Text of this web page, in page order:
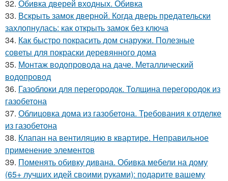
32. Обивка дверей входных. Обивка
33. Вскрыть замок дверной. Когда дверь предательски
захлопнулась: как открыть замок без ключа
34. Как быстро покрасить дом снаружи. Полезные
советы для покраски деревянного дома
35. Монтаж водопровода на даче. Металлический
водопровод
36. Газоблоки для перегородок. Толщина перегородок из
газобетона
37. Облицовка дома из газобетона. Требования к отделке
из газобетона
38. Клапан на вентиляцию в квартире. Неправильное
применение элементов
39. Поменять обивку дивана. Обивка мебели на дому
(65+ лучших идей своими руками): подарите вашему